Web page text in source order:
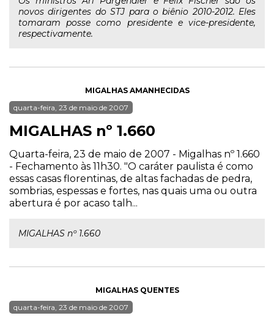
novos dirigentes do STJ para o biênio 2010-2012. Eles
tomaram posse como presidente e vice-presidente,
respectivamente.
MIGALHAS AMANHECIDAS
quarta-feira, 23 de maio de 2007
MIGALHAS nº 1.660
Quarta-feira, 23 de maio de 2007 - Migalhas nº 1.660
- Fechamento às 11h30. "O caráter paulista é como
essas casas florentinas, de altas fachadas de pedra,
sombrias, espessas e fortes, nas quais uma ou outra
abertura é por acaso talh...
MIGALHAS nº 1.660
MIGALHAS QUENTES
quarta-feira, 23 de maio de 2007